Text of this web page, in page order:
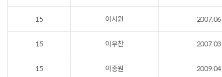
15 이시원 2007.06
15 이우찬 2007.03
15 이종원 2009.04